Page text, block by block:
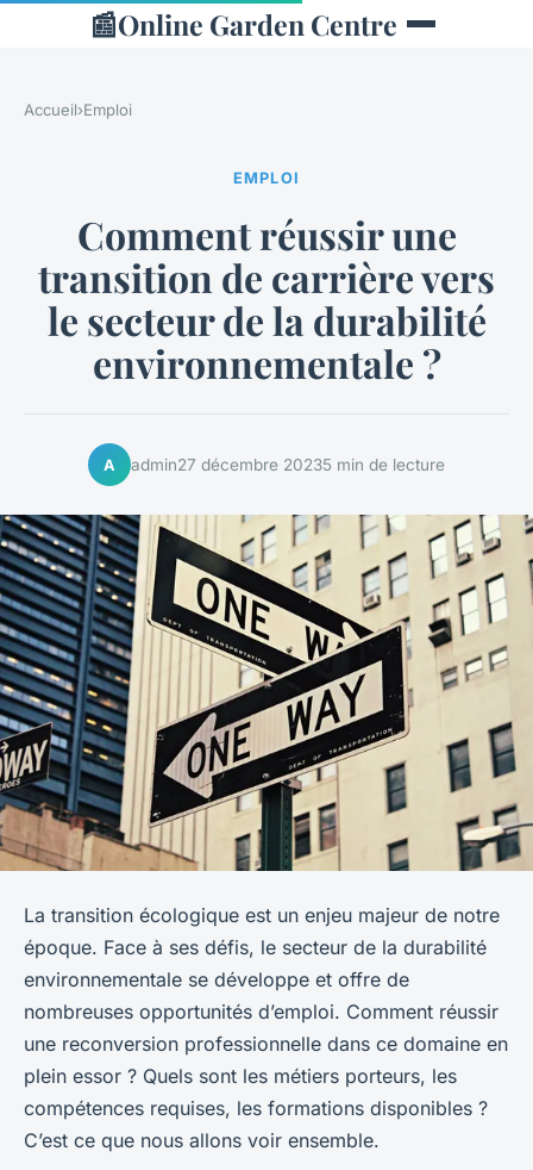
📰Online Garden Centre
Accueil›Emploi
EMPLOI
Comment réussir une
transition de carrière vers
le secteur de la durabilité
environnementale ?
A admin27 décembre 20235 min de lecture
La transition écologique est un enjeu majeur de notre
époque. Face à ses défis, le secteur de la durabilité
environnementale se développe et offre de
nombreuses opportunités d’emploi. Comment réussir
une reconversion professionnelle dans ce domaine en
plein essor ? Quels sont les métiers porteurs, les
compétences requises, les formations disponibles ?
C’est ce que nous allons voir ensemble.